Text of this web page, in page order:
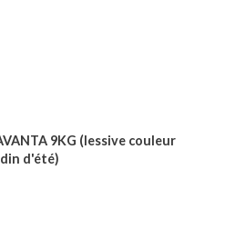
9KG (lessive couleur
d'été)